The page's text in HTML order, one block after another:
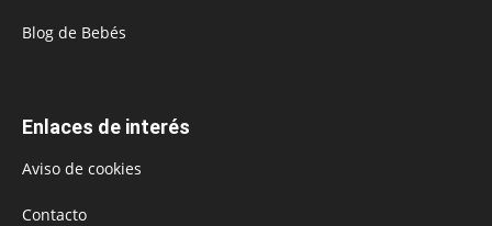
Blog de Bebés
Enlaces de interés
Aviso de cookies
Contacto